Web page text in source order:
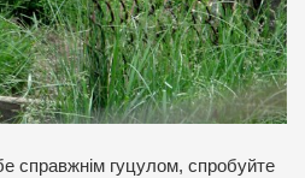
справжнім гуцулом, спробуйте